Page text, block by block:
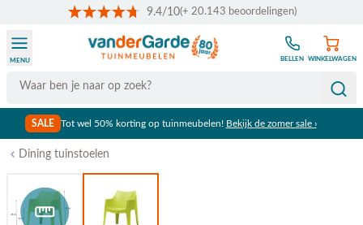
9.4/10(+ 20.143 beoordelingen)
Search
MENU BELLEN WINKELWAGEN
SALE Tot wel 50% korting op tuinmeubelen! Bekijk de zomer sale ›
Dining tuinstoelen